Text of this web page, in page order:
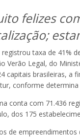
felizes
taxa de 41%
Verão Legal, do
capitais brasileiras, a
conforme
conta com 71.436
dos 175
de